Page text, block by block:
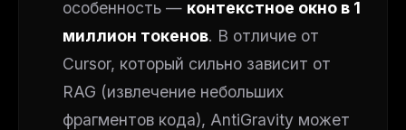
особенность — контекстное окно в 1
миллион токенов. В отличие от
Cursor, который сильно зависит от
RAG (извлечение небольших
фрагментов кода), AntiGravity может